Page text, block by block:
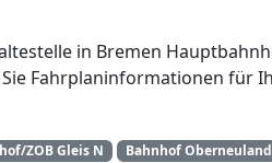
in Bremen
Fahrplaninformationen für
ZOB Gleis N Bahnhof Oberneuland